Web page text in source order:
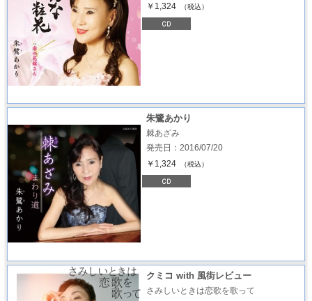
￥1,324
（税込）
朱鷺あかり
棘あざみ
発売日：2016/07/20
￥1,324
（税込）
クミコ with 風街レビュー
さみしいときは恋歌を歌って